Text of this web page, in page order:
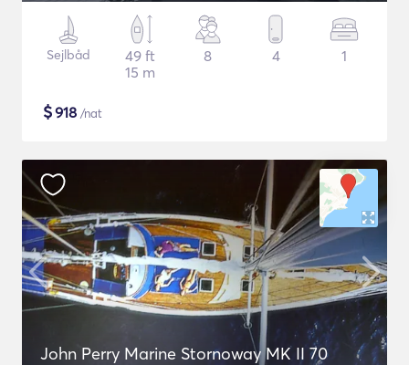
Sejlbåd
49 ft
15 m
8 4 1
$918 /nat
John Perry Marine Stornoway MK II 70